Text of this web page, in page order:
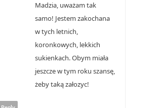
Madzia, uważam tak
samo! Jestem zakochana
w tych letnich,
koronkowych, lekkich
sukienkach. Obym miała
jeszcze w tym roku szansę,
żeby taką załozyc!